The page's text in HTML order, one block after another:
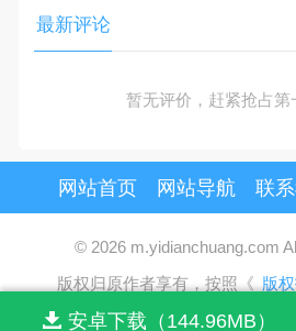
最新评论
暂无评价，赶紧抢占第
网站首页 网站导航 联
© 2026 m.yidianchuang.com
版权归原作者享有，按照《 版
安卓下载（144.96MB）